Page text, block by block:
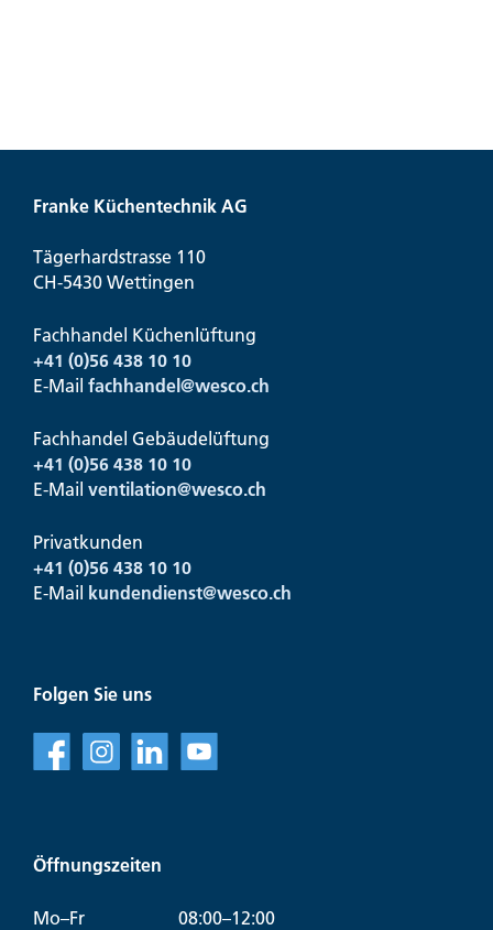
Franke Küchentechnik AG
Tägerhardstrasse 110
CH-5430 Wettingen
Fachhandel Küchenlüftung
+41 (0)56 438 10 10
E-Mail fachhandel@wesco.ch
Fachhandel Gebäudelüftung
+41 (0)56 438 10 10
E-Mail ventilation@wesco.ch
Privatkunden
+41 (0)56 438 10 10
E-Mail kundendienst@wesco.ch
Folgen Sie uns
f l v
Öffnungszeiten
Mo–Fr
08:00–12:00